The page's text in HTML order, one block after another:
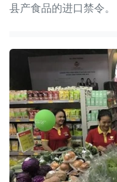
县产食品的进口禁令。